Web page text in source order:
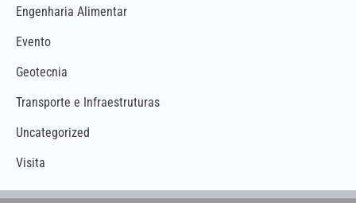
Engenharia Alimentar
Evento
Geotecnia
Transporte e Infraestruturas
Uncategorized
Visita